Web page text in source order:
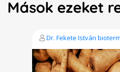
Mások ezeket
Dr. Fekete István